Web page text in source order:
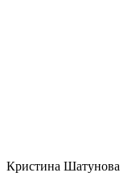
Кристина Шатунова